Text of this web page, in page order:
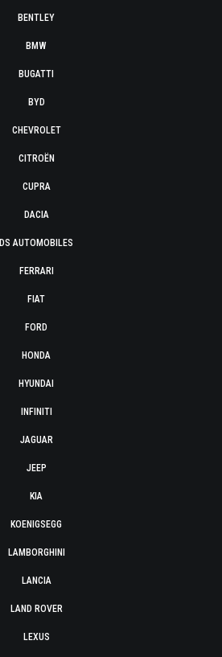
BENTLEY
BMW
BUGATTI
BYD
CHEVROLET
CITROËN
CUPRA
DACIA
DS AUTOMOBILES
FERRARI
FIAT
FORD
HONDA
HYUNDAI
INFINITI
JAGUAR
JEEP
KIA
KOENIGSEGG
LAMBORGHINI
LANCIA
LAND ROVER
LEXUS